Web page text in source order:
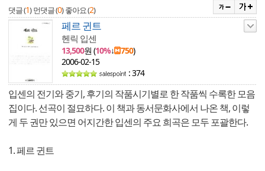
댓글 (1) 먼댓글 (0) 좋아요 (2)
페르 귄트
헨릭 입센
13,500원 (10%↓ 750)
2006-02-15
: 374
입센의 전기와 중기, 후기의 작품시기별로 한 작품씩 수록한 모음
집이다. 선곡이 절묘하다. 이 책과 동서문화사에서 나온 책, 이렇
게 두 권만 있으면 어지간한 입센의 주요 희곡은 모두 포괄한다.
1. 페르 귄트